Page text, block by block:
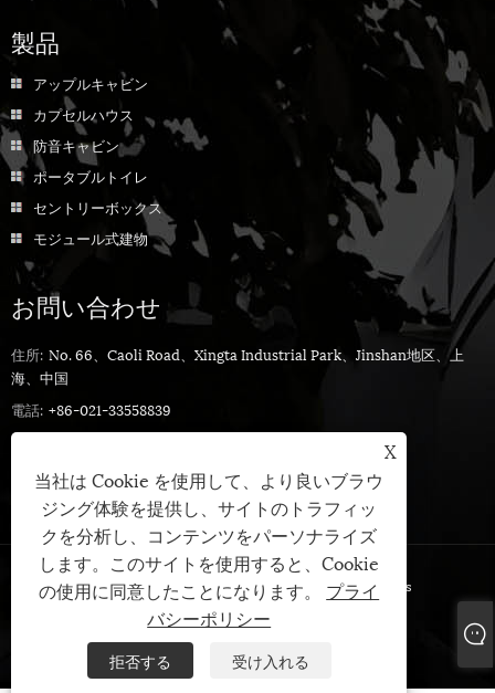
製品
アップルキャビン
カプセルハウス
防音キャビン
ポータブルトイレ
セントリーボックス
モジュール式建物
お問い合わせ
住所: No. 66、Caoli Road、Xingta Industrial Park、Jinshan地区、上
海、中国
電話: +86-021-33558839
電話:
Eメール: sandy@cymdin.com
Copyright©2024 Shanghai Cymdin Industrial Co.、Ltd。All Rights
Reserved。
Sitemap RSS XML プライバシーポリシー
X
当社は Cookie を使用して、より良いブラウ
ジング体験を提供し、サイトのトラフィッ
クを分析し、コンテンツをパーソナライズ
します。このサイトを使用すると、Cookie
の使用に同意したことになります。 プライ
バシーポリシー
拒否する 受け入れる